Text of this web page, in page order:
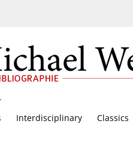
Interdisciplinary Classics